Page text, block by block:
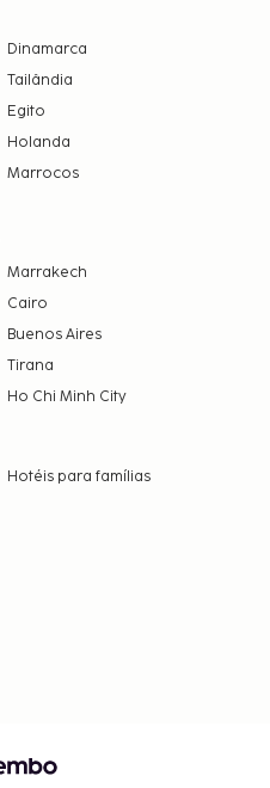
Dinamarca
Tailândia
Egito
Holanda
Marrocos
Marrakech
Cairo
Buenos Aires
Tirana
Ho Chi Minh City
Hotéis para famílias